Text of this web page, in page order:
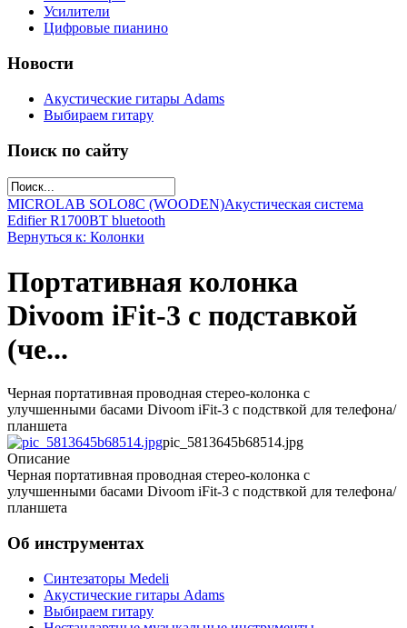
Усилители
Цифровые пианино
Новости
Акустические гитары Adams
Выбираем гитару
Поиск по сайту
MICROLAB SOLO8C (WOODEN)Акустическая система
Edifier R1700BT bluetooth
Вернуться к: Колонки
Портативная колонка
Divoom iFit-3 с подставкой
(че...
Черная портативная проводная стерео-колонка с
улучшенными басами Divoom iFit-3 с подствкой для телефона/
планшета
pic_5813645b68514.jpg
Описание
Черная портативная проводная стерео-колонка с
улучшенными басами Divoom iFit-3 с подствкой для телефона/
планшета
Об инструментах
Синтезаторы Мedeli
Акустические гитары Adams
Выбираем гитару